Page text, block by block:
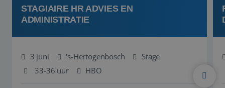
STAGIAIRE HR ADVIES EN
ADMINISTRATIE
3 juni 's-Hertogenbosch
Stage
33-36 uur
HBO